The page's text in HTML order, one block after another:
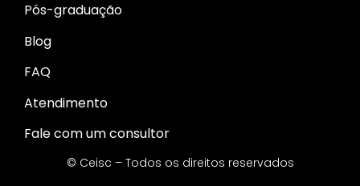
Pós-graduação
Blog
FAQ
Atendimento
Fale com um consultor
© Ceisc – Todos os direitos reservados